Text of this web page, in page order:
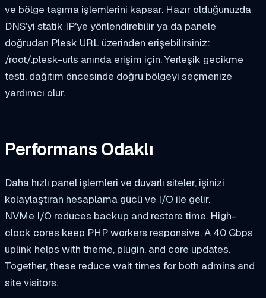
ve bölge taşıma işlemlerini kapsar. Hazır olduğunuzda
DNS'yi statik IP'ye yönlendirebilir ya da panele
doğrudan Plesk URL üzerinden erişebilirsiniz:
/root/.plesk-urls anında erişim için. Yerleşik gecikme
testi, dağıtım öncesinde doğru bölgeyi seçmenize
yardımcı olur.
Performans Odaklı
Daha hızlı panel işlemleri ve duyarlı siteler, işinizi
kolaylaştıran hesaplama gücü ve I/O ile gelir.
NVMe I/O reduces backup and restore time. High-
clock cores keep PHP workers responsive. A 40 Gbps
uplink helps with theme, plugin, and core updates.
Together, these reduce wait times for both admins and
site visitors.